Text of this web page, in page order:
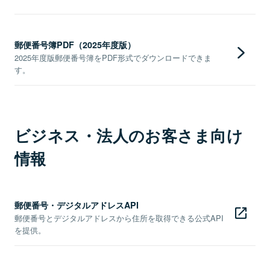
郵便番号簿PDF（2025年度版）
2025年度版郵便番号簿をPDF形式でダウンロードできま
す。
ビジネス・法人のお客さま向け
情報
郵便番号・デジタルアドレスAPI
郵便番号とデジタルアドレスから住所を取得できる公式API
を提供。